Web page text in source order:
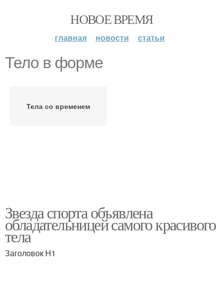
НОВОЕ ВРЕМЯ
главная новости статьи
Тело в форме
Тела со временем
Звезда спорта объявлена
обладательницей самого красивого
тела
Заголовок H1